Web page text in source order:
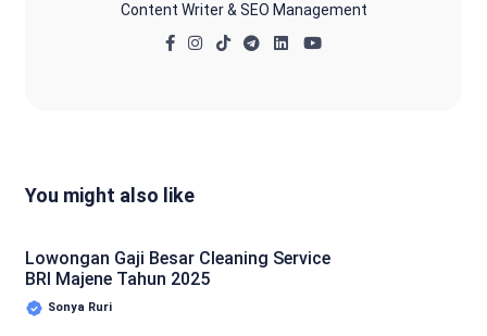
Content Writer & SEO Management
You might also like
Lowongan Gaji Besar Cleaning Service
BRI Majene Tahun 2025
Sonya Ruri